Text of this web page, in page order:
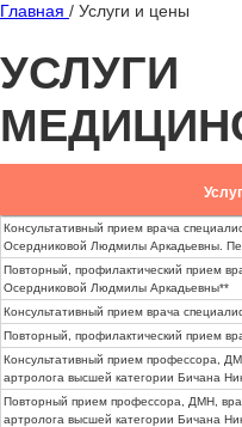
Главная / Услуги и цены
УСЛУГИ
Консультативный прием врача
Осердниковой Людмилы Аркадьевны.
Повторный, профилактический прием
Осердниковой Людмилы Аркадьевны**
Консультативный прием врача
Повторный, профилактический прием
Консультативный прием профессора,
артролога высшей категории Бичана
Повторный прием профессора, ДМН,
артролога высшей категории Бичана